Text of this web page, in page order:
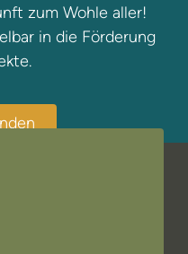
zum Wohle aller!
in die Förderung